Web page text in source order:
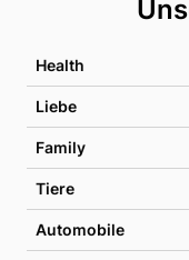
Health
Liebe
Family
Tiere
Automobile